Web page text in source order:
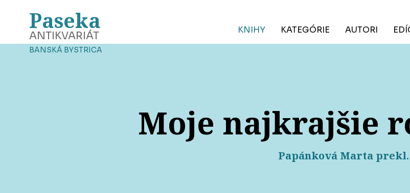
Paseka
ANTIKVARIÁT
BANSKÁ BYSTRICA
KNIHY KATEGÓRIE AUTORI
Moje najkrajšie
Papánková Marta prekl.